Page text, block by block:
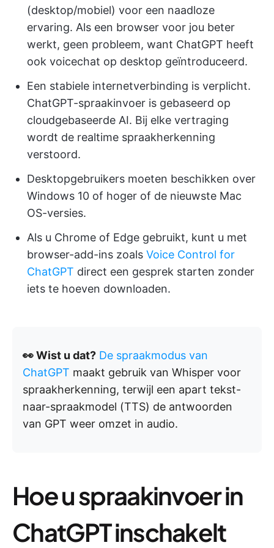
(desktop/mobiel) voor een naadloze
ervaring. Als een browser voor jou beter
werkt, geen probleem, want ChatGPT heeft
ook voicechat op desktop geïntroduceerd.
Een stabiele internetverbinding is verplicht.
ChatGPT-spraakinvoer is gebaseerd op
cloudgebaseerde AI. Bij elke vertraging
wordt de realtime spraakherkenning
verstoord.
Desktopgebruikers moeten beschikken over
Windows 10 of hoger of de nieuwste Mac
OS-versies.
Als u Chrome of Edge gebruikt, kunt u met
browser-add-ins zoals Voice Control for
ChatGPT direct een gesprek starten zonder
iets te hoeven downloaden.
👀 Wist u dat? De spraakmodus van
ChatGPT maakt gebruik van Whisper voor
spraakherkenning, terwijl een apart tekst-
naar-spraakmodel (TTS) de antwoorden
van GPT weer omzet in audio.
Hoe u spraakinvoer in
ChatGPT inschakelt